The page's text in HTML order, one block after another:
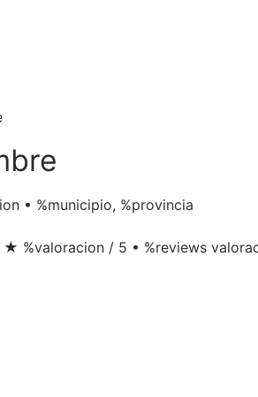
• %municipio, %provincia
★ %valoracion / 5 • %reviews